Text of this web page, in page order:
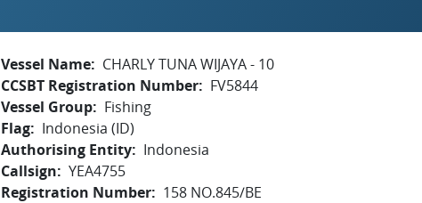
Vessel Name
CHARLY TUNA WIJAYA - 10
CCSBT Registration Number
FV5844
Vessel Group
Fishing
Flag
Indonesia (ID)
Authorising Entity
Indonesia
Callsign
YEA4755
Registration Number
158 NO.845/BE